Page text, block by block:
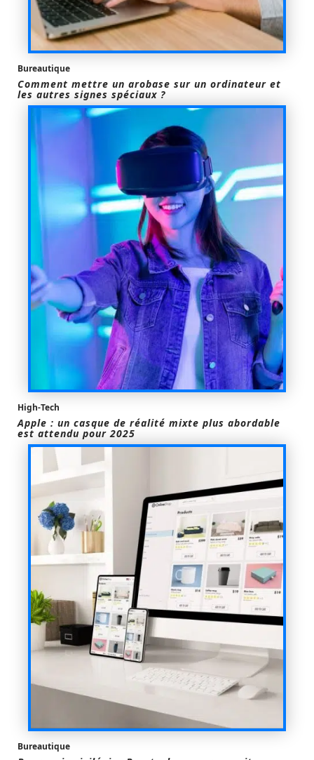
Bureautique
Comment mettre un arobase sur un ordinateur et
les autres signes spéciaux ?
High-Tech
Apple : un casque de réalité mixte plus abordable
est attendu pour 2025
Bureautique